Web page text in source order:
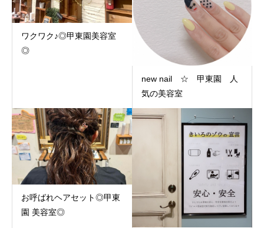
ワクワク♪◎甲東園美容室
◎
new nail ☆ 甲東園 人
気の美容室
お呼ばれヘアセット◎甲東
園 美容室◎